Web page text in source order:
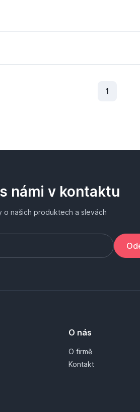
1
námi v kontaktu
o našich produktech a slevách
O nás
O firmě
Kontakt